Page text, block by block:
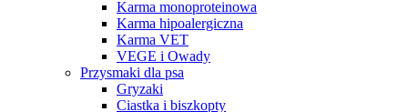
Karma monoproteinowa
Karma hipoalergiczna
Karma VET
VEGE i Owady
Przysmaki dla psa
Gryzaki
Ciastka i biszkopty